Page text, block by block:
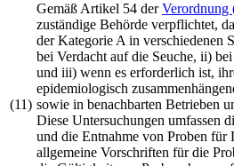
(11)
Gemäß Artikel 54 derVerordnung
zuständige Behörde verpflichtet,
der Kategorie A in verschiedenen
bei Verdacht auf die Seuche, ii)
und iii) wenn es erforderlich ist,
epidemiologisch
sowie in benachbarten Betrieben
Diese Untersuchungen umfassen
und die Entnahme von Proben für
allgemeine Vorschriften für die